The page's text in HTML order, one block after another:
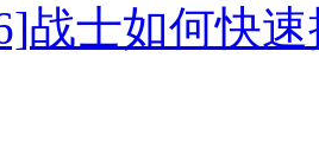
战士如何快